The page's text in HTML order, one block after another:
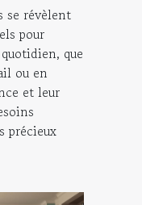
se révèlent
pour
que
ou en
et leur
précieux